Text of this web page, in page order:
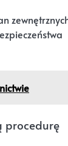
procedurę